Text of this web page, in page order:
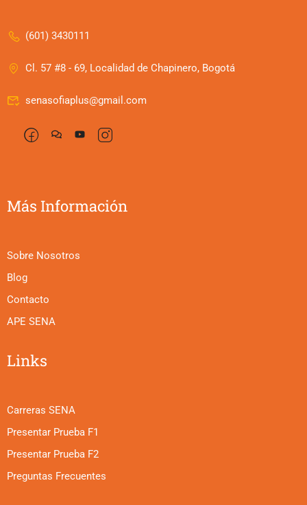
(601) 3430111
Cl. 57 #8 - 69, Localidad de Chapinero, Bogotá
senasofiaplus@gmail.com
Más Información
Sobre Nosotros
Blog
Contacto
APE SENA
Links
Carreras SENA
Presentar Prueba F1
Presentar Prueba F2
Preguntas Frecuentes